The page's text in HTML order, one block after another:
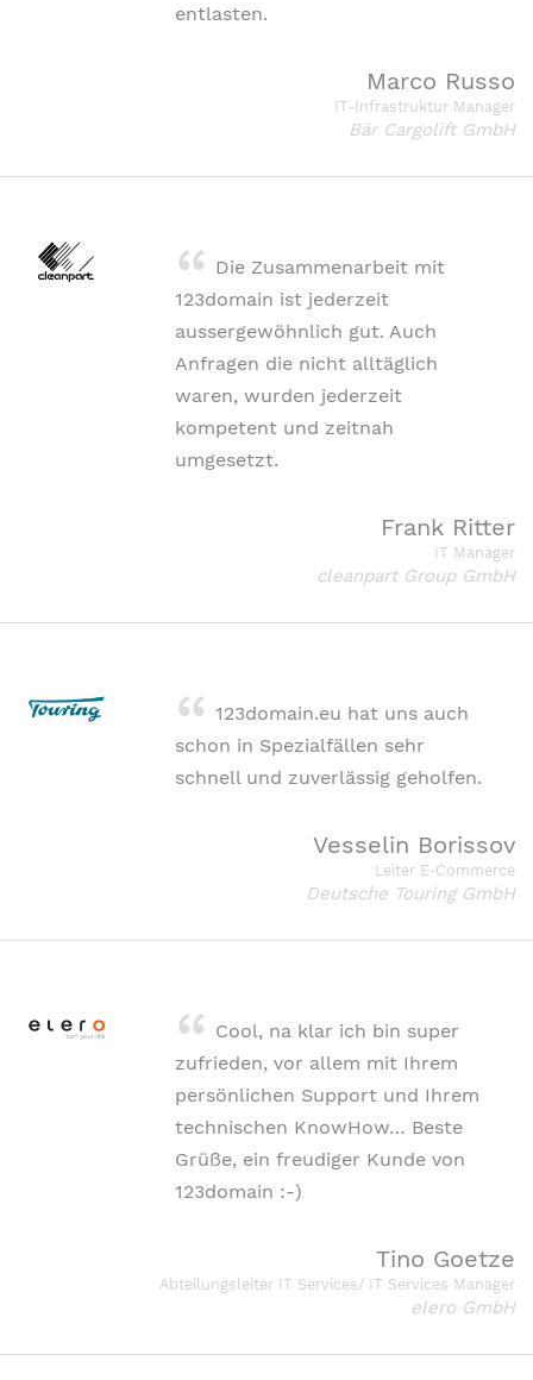
entlasten.
Marco Russo
IT-Infrastruktur Manager
Bär Cargolift GmbH
Die Zusammenarbeit mit
123domain ist jederzeit
aussergewöhnlich gut. Auch
Anfragen die nicht alltäglich
waren, wurden jederzeit
kompetent und zeitnah
umgesetzt.
Frank Ritter
IT Manager
cleanpart Group GmbH
123domain.eu hat uns auch
schon in Spezialfällen sehr
schnell und zuverlässig geholfen.
Vesselin Borissov
Leiter E-Commerce
Deutsche Touring GmbH
Cool, na klar ich bin super
zufrieden, vor allem mit Ihrem
persönlichen Support und Ihrem
technischen KnowHow… Beste
Grüße, ein freudiger Kunde von
123domain :-)
Tino Goetze
Abteilungsleiter IT Services/ IT Services Manager
elero GmbH